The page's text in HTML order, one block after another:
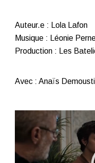
Auteur.e : Lola Lafon
Musique : Léonie
Production : Les
Avec : Anaïs
vidéo